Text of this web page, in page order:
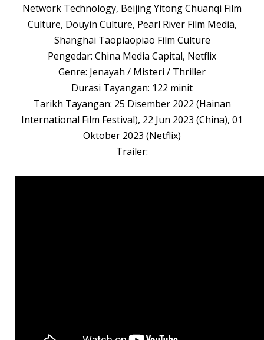
Network Technology, Beijing Yitong Chuanqi Film
Culture, Douyin Culture, Pearl River Film Media,
Shanghai Taopiaopiao Film Culture
Pengedar: China Media Capital, Netflix
Genre: Jenayah / Misteri / Thriller
Durasi Tayangan: 122 minit
Tarikh Tayangan: 25 Disember 2022 (Hainan
International Film Festival), 22 Jun 2023 (China), 01
Oktober 2023 (Netflix)
Trailer: